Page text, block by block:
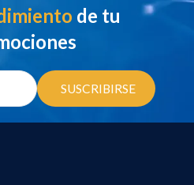
de tu
SUSCRIBIRSE